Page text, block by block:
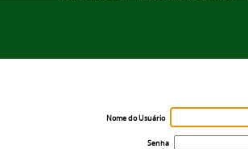
Nome do Usuário
Senha